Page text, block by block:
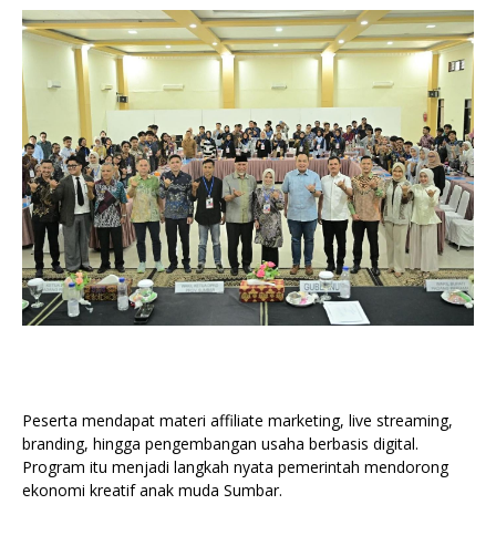
Peserta mendapat materi affiliate marketing, live streaming,
branding, hingga pengembangan usaha berbasis digital.
Program itu menjadi langkah nyata pemerintah mendorong
ekonomi kreatif anak muda Sumbar.